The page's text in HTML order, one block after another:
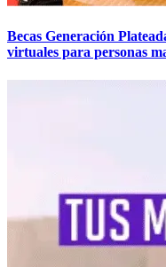
Becas Generación
virtuales para personas